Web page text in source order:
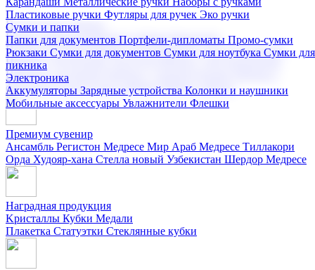
Пластиковые ручки Футляры для ручек Эко ручки
Сумки и папки
Папки для документов Портфели-дипломаты Промо-сумки
Рюкзаки Сумки для документов Сумки для ноутбука Сумки для
пикника
Электроника
Аккумуляторы Зарядные устройства Колонки и наушники
Мобильные аксессуары Увлажнители Флешки
Подарочные наборы
Бизнес наборыКофейные наборы Кошельки
Наборы из кожиНаборы ручекНаборы с аккумуляторами
Наборы с бутылками для воды
Наборы с ежедневниками
Наборы с кружками
флешкамиНовогодние наборыЧайные наборы
Премиум сувенир
Ансамбль Регистон Медресе Мир Араб Медресе Тиллакори
Орда Худояр-хана Стелла новый Узбекистан Шердор Медресе
Наградная продукция
Kристаллы Кубки Медали
Плакетка Статуэтки Стеклянные кубки